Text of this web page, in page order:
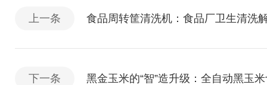
上一条 食品周转筐清洗机：食品厂卫生清洗
下一条 黑金玉米的“智”造升级：全自动黑玉